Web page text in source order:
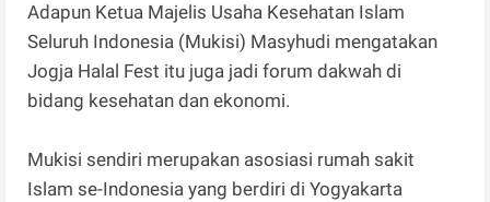
Adapun Ketua Majelis Usaha Kesehatan Islam
Seluruh Indonesia (Mukisi) Masyhudi mengatakan
Jogja Halal Fest itu juga jadi forum dakwah di
bidang kesehatan dan ekonomi.
Mukisi sendiri merupakan asosiasi rumah sakit
Islam se-Indonesia yang berdiri di Yogyakarta